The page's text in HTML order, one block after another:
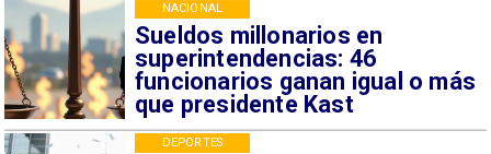
Sueldos millonarios en
superintendencias: 46
funcionarios ganan igual o más
que presidente Kast
NACIONAL
DEPORTES